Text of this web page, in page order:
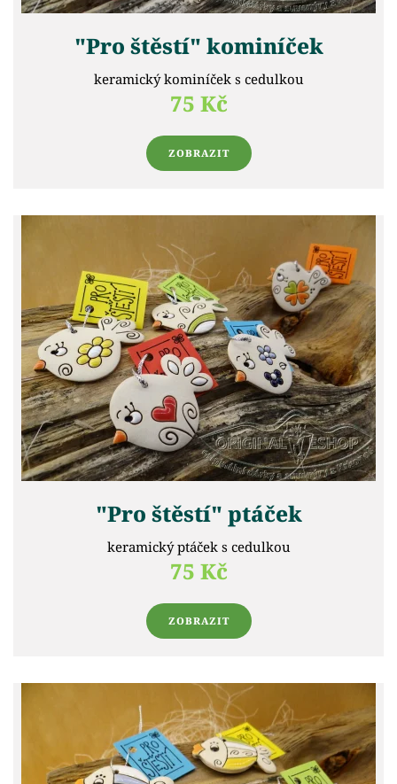
"Pro štěstí" kominíček
keramický kominíček s cedulkou
75 Kč
ZOBRAZIT
"Pro štěstí" ptáček
keramický ptáček s cedulkou
75 Kč
ZOBRAZIT